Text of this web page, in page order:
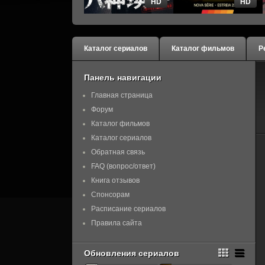
HD HD
Каталог сериалов Каталог фильмов
Панель навигации
Главная страница
Форум
Каталог фильмов
Каталог сериалов
Обратная связь
FAQ (вопрос/ответ)
Книга отзывов
Спонсорам
Расписание сериалов
Правила сайта
Обновления сериалов